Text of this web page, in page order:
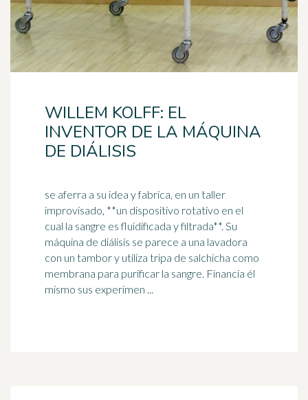
WILLEM KOLFF: EL
INVENTOR DE LA MÁQUINA
DE DIÁLISIS
se aferra a su idea y fabrica, en un taller
improvisado, **un dispositivo rotativo en el
cual la sangre es fluidificada y filtrada**. Su
máquina de diálisis se parece a una lavadora
con un tambor y utiliza tripa de salchicha como
membrana para purificar la sangre. Financia él
mismo sus experimen ...